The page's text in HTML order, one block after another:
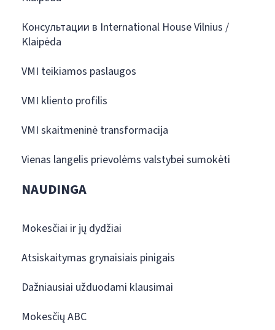
Консультации в International House Vilnius /
Klaipėda
VMI teikiamos paslaugos
VMI kliento profilis
VMI skaitmeninė transformacija
Vienas langelis prievolėms valstybei sumokėti
NAUDINGA
Mokesčiai ir jų dydžiai
Atsiskaitymas grynaisiais pinigais
Dažniausiai užduodami klausimai
Mokesčių ABC